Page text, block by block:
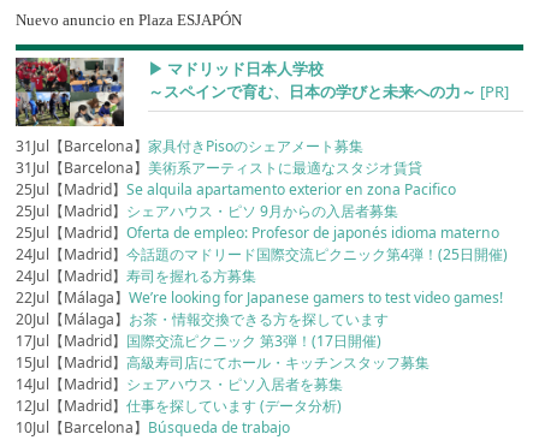
Nuevo anuncio en Plaza ESJAPÓN
▶︎ マドリッド日本人学校
～スペインで育む、日本の学びと未来への力～ [PR]
31Jul【Barcelona】家具付きPisoのシェアメート募集
31Jul【Barcelona】美術系アーティストに最適なスタジオ賃貸
25Jul【Madrid】Se alquila apartamento exterior en zona Pacifico
25Jul【Madrid】 シェアハウス・ピソ 9月からの入居者募集
25Jul【Madrid】Oferta de empleo: Profesor de japonés idioma materno
24Jul【Madrid】今話題のマドリード国際交流ピクニック第4弾！(25日開催)
24Jul【Madrid】寿司を握れる方募集
22Jul【Málaga】We’re looking for Japanese gamers to test video games!
20Jul【Málaga】 お茶・情報交換できる方を探しています
17Jul【Madrid】 国際交流ピクニック 第3弾！(17日開催)
15Jul【Madrid】高級寿司店にてホール・キッチンスタッフ募集
14Jul【Madrid】 シェアハウス・ピソ入居者を募集
12Jul【Madrid】仕事を探しています (データ分析)
10Jul【Barcelona】 Búsqueda de trabajo